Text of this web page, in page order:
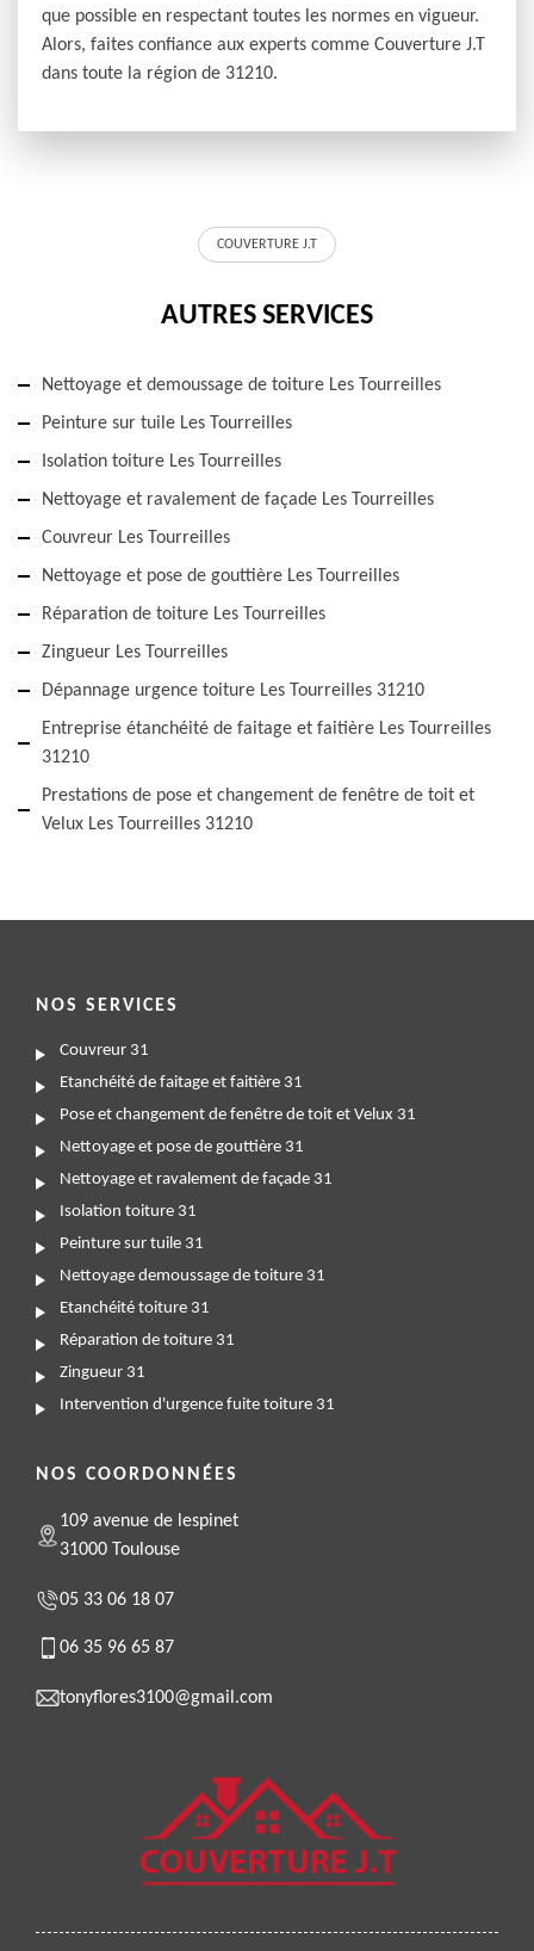
que possible en respectant toutes les normes en vigueur.
Alors, faites confiance aux experts comme Couverture J.T
dans toute la région de 31210.
COUVERTURE J.T
AUTRES SERVICES
Nettoyage et demoussage de toiture Les Tourreilles
Peinture sur tuile Les Tourreilles
Isolation toiture Les Tourreilles
Nettoyage et ravalement de façade Les Tourreilles
Couvreur Les Tourreilles
Nettoyage et pose de gouttière Les Tourreilles
Réparation de toiture Les Tourreilles
Zingueur Les Tourreilles
Dépannage urgence toiture Les Tourreilles 31210
Entreprise étanchéité de faitage et faitière Les Tourreilles
31210
Prestations de pose et changement de fenêtre de toit et
Velux Les Tourreilles 31210
NOS SERVICES
Couvreur 31
Etanchéité de faitage et faitière 31
Pose et changement de fenêtre de toit et Velux 31
Nettoyage et pose de gouttière 31
Nettoyage et ravalement de façade 31
Isolation toiture 31
Peinture sur tuile 31
Nettoyage demoussage de toiture 31
Etanchéité toiture 31
Réparation de toiture 31
Zingueur 31
Intervention d'urgence fuite toiture 31
NOS COORDONNÉES
109 avenue de lespinet
31000 Toulouse
05 33 06 18 07
06 35 96 65 87
tonyflores3100@gmail.com